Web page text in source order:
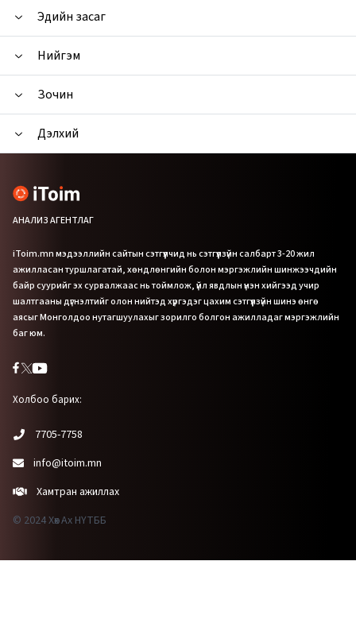
Эдийн засаг
Нийгэм
Зочин
Дэлхий
АНАЛИЗ АГЕНТЛАГ
iToim.mn мэдээллийн сайтын сэтгүүлчид нь сэтгүүлзүйн салбарт 3-20 жил
ажилласан туршлагатай, хөндлөнгийн болон мэргэжлийн шинжээчдийн
байр суурийг эх сурвалжаас нь тоймлож, үйл явдлын үнэн хийгээд учир
шалтгааны дүгнэлтийг олон нийтэд хүргэдэг цахим сэтгүүлзүйн шинэ өнгө
аясыг Монголдоо нутагшуулахыг зорилго болгон ажилладаг мэргэжлийн
баг юм.
Холбоо барих:
7705-7758
info@itoim.mn
Хамтран ажиллах
© 2024 Хөх Ах НҮТББ